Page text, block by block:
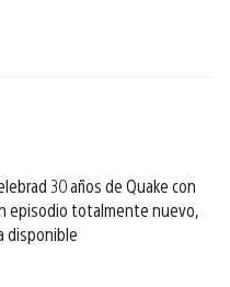
30 años de Quake con
episodio totalmente nuevo,
disponible